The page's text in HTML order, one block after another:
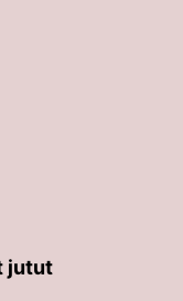
ja alas ja
jutut